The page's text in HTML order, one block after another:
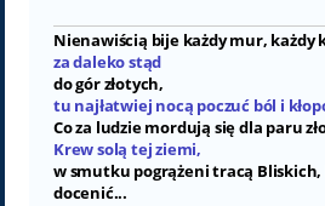
Nienawiścią bije każdy mur, każdy
za daleko stąd
do gór złotych,
tu najłatwiej nocą poczuć ból i
Co za ludzie mordują się dla paru
Krew solą tej ziemi,
w smutku pogrążeni tracą Bliskich,
docenić...